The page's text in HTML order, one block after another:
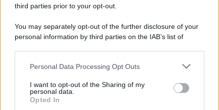
third parties prior to your opt-out.
You may separately opt-out of the further disclosure of your
personal information by third parties on the IAB’s list of
This information may also be disclosed by us to third parties
disclose it to other third parties.
Personal Data Processing Opt Outs
I want to opt-out of the Sharing of my
personal data.
Opted In
PREFERENZE PRIVACY